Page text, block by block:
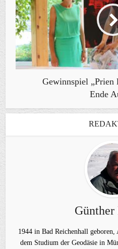
Gewinnspiel „Prien
Ende
Günther
1944 in Bad Reichenhall
dem Studium der Geodäsie in